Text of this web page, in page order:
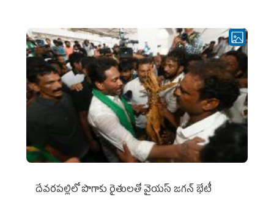
దేవరపల్లిలో పొగాకు రైతులతో వైయస్ జగన్ భేటీ